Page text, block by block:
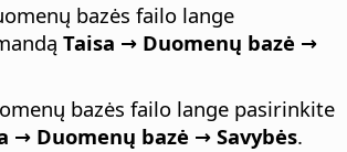
bazės failo lange
Taisa → Duomenų bazė →
bazės failo lange pasirinkite
→ Duomenų bazė → Savybės.